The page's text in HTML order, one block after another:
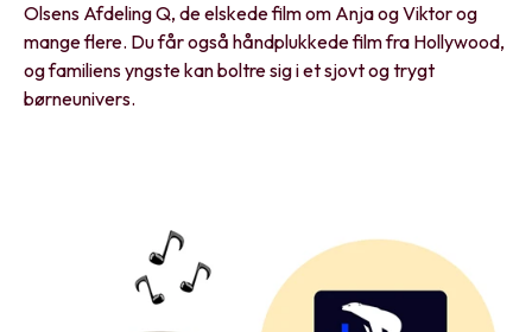
Olsens Afdeling Q, de elskede film om Anja og Viktor og
mange flere. Du får også håndplukkede film fra Hollywood,
og familiens yngste kan boltre sig i et sjovt og trygt
børneunivers.